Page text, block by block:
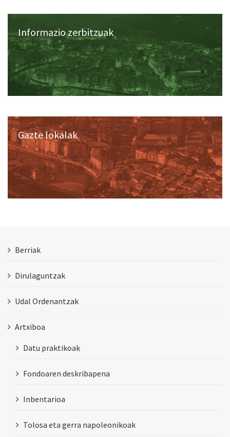
Informazio zerbitzuak
Gazte lokalak
Berriak
Dirulaguntzak
Udal Ordenantzak
Artxiboa
Datu praktikoak
Fondoaren deskribapena
Inbentarioa
Tolosa eta gerra napoleonikoak